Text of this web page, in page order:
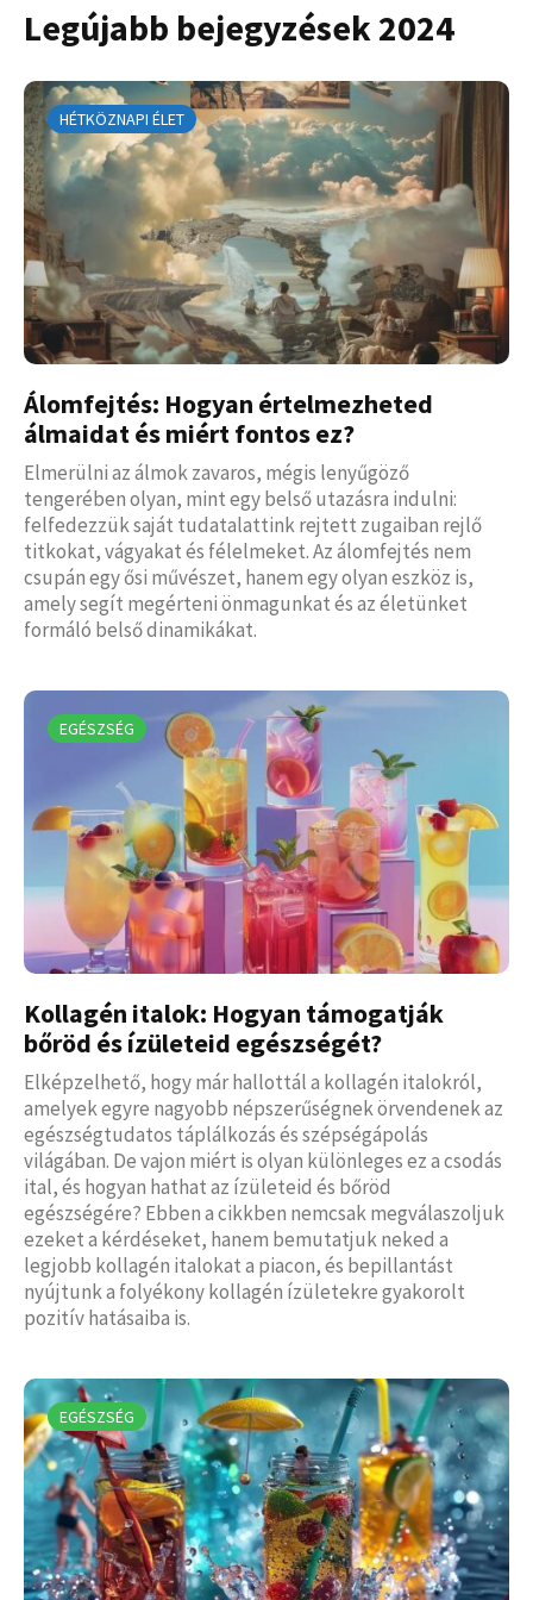
Legújabb bejegyzések 2024
HÉTKÖZNAPI ÉLET
Álomfejtés: Hogyan értelmezheted
álmaidat és miért fontos ez?
Elmerülni az álmok zavaros, mégis lenyűgöző
tengerében olyan, mint egy belső utazásra indulni:
felfedezzük saját tudatalattink rejtett zugaiban rejlő
titkokat, vágyakat és félelmeket. Az álomfejtés nem
csupán egy ősi művészet, hanem egy olyan eszköz is,
amely segít megérteni önmagunkat és az életünket
formáló belső dinamikákat.
EGÉSZSÉG
Kollagén italok: Hogyan támogatják
bőröd és ízületeid egészségét?
Elképzelhető, hogy már hallottál a kollagén italokról,
amelyek egyre nagyobb népszerűségnek örvendenek az
egészségtudatos táplálkozás és szépségápolás
világában. De vajon miért is olyan különleges ez a csodás
ital, és hogyan hathat az ízületeid és bőröd
egészségére? Ebben a cikkben nemcsak megválaszoljuk
ezeket a kérdéseket, hanem bemutatjuk neked a
legjobb kollagén italokat a piacon, és bepillantást
nyújtunk a folyékony kollagén ízületekre gyakorolt
pozitív hatásaiba is.
EGÉSZSÉG